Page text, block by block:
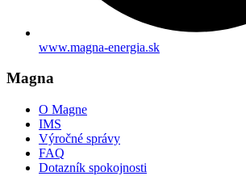
www.magna-energia.sk
Magna
O Magne
IMS
Výročné správy
FAQ
Dotazník spokojnosti